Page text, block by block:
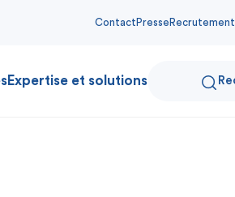
Contact Presse Recrutement
Expertise et solutions